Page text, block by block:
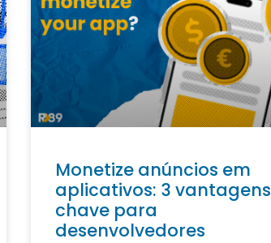
Monetize anúncios em
aplicativos: 3 vantagens
chave para
desenvolvedores